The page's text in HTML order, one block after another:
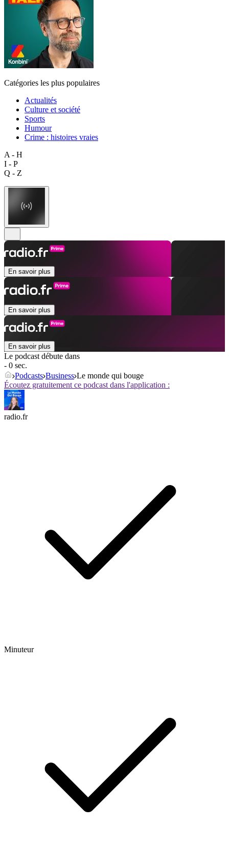
Catégories les plus populaires
Actualités
Culture et société
Sports
Humour
Crime : histoires vraies
A - H
I - P
Q - Z
En savoir plus
En savoir plus
En savoir plus
Le podcast débute dans
- 0 sec.
Podcasts Business Le monde qui bouge
Écoutez gratuitement ce podcast dans l'application :
radio.fr
Minuteur